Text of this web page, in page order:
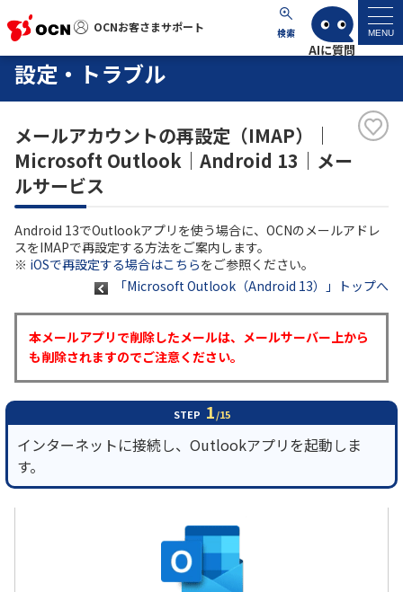
OCNお客さまサポート 検索 MENU
OCNお客さまサポート
サポートトップ
サービス名から探す
よくあるご質問
工事・故障情報
各種ダウンロード
履歴・お気に入り
お知らせ サポートサイトの使い方
NTTドコモビジネスのお客さ
設定・トラブル
メールアカウントの再設定（IMAP）｜
Microsoft Outlook｜Android 13｜メー
ルサービス
Android 13でOutlookアプリを使う場合に、OCNのメールアドレ
スをIMAPで再設定する方法をご案内します。
※ iOSで再設定する場合はこちらをご参照ください。
「Microsoft Outlook（Android 13）」トップへ
本メールアプリで削除したメールは、メールサーバー上から
も削除されますのでご注意ください。
STEP 1/15
インターネットに接続し、Outlookアプリを起動しま
す。